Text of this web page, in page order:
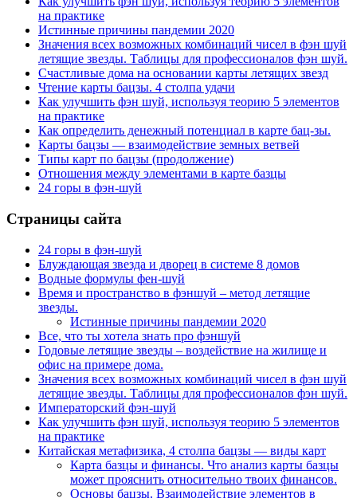
на практике
Истинные причины пандемии 2020
Значения всех возможных комбинаций чисел в фэн шуй
летящие звезды. Таблицы для профессионалов фэн шуй.
Счастливые дома на основании карты летящих звезд
Чтение карты бацзы. 4 столпа удачи
Как улучшить фэн шуй, используя теорию 5 элементов
на практике
Как определить денежный потенциал в карте бац-зы.
Карты бацзы — взаимодействие земных ветвей
Типы карт по бацзы (продолжение)
Отношения между элементами в карте базцы
24 горы в фэн-шуй
Страницы сайта
24 горы в фэн-шуй
Блуждающая звезда и дворец в системе 8 домов
Водные формулы фен-шуй
Время и пространство в фэншуй – метод летящие
звезды.
Истинные причины пандемии 2020
Все, что ты хотела знать про фэншуй
Годовые летящие звезды – воздействие на жилище и
офис на примере дома.
Значения всех возможных комбинаций чисел в фэн шуй
летящие звезды. Таблицы для профессионалов фэн шуй.
Императорский фэн-шуй
Как улучшить фэн шуй, используя теорию 5 элементов
на практике
Китайская метафизика, 4 столпа бацзы — виды карт
Карта базцы и финансы. Что анализ карты базцы
может прояснить относительно твоих финансов.
Основы бацзы. Взаимодействие элементов в